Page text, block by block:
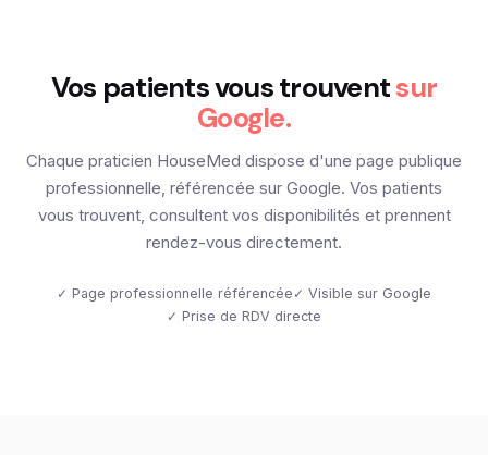
Vos patients vous trouventsur
Google.
Chaque praticien HouseMed dispose d'une page publique
professionnelle, référencée sur Google. Vos patients
vous trouvent, consultent vos disponibilités et prennent
rendez-vous directement.
✓ Page professionnelle référencée ✓ Visible sur Google
✓ Prise de RDV directe